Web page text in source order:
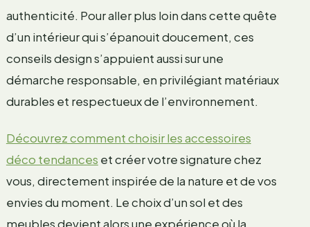
authenticité. Pour aller plus loin dans cette quête
d’un intérieur qui s’épanouit doucement, ces
conseils design s’appuient aussi sur une
démarche responsable, en privilégiant matériaux
durables et respectueux de l’environnement.
Découvrez comment choisir les accessoires
déco tendances et créer votre signature chez
vous, directement inspirée de la nature et de vos
envies du moment. Le choix d’un sol et des
meubles devient alors une expérience où la